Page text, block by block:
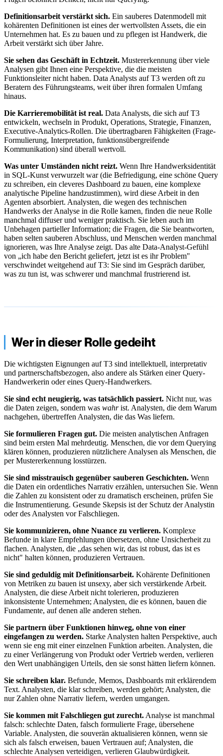
Definitionsarbeit verstärkt sich. Ein sauberes Datenmodell mit
kohärenten Definitionen ist eines der wertvollsten Assets, die ein
Unternehmen hat. Es zu bauen und zu pflegen ist Handwerk, die
Arbeit verstärkt sich über Jahre.
Sie sehen das Geschäft in Echtzeit. Mustererkennung über viele
Analysen gibt Ihnen eine Perspektive, die die meisten
Funktionsleiter nicht haben. Data Analysts auf T3 werden oft zu
Beratern des Führungsteams, weit über ihren formalen Umfang
hinaus.
Die Karrieremobilität ist real. Data Analysts, die sich auf T3
entwickeln, wechseln in Produkt, Operations, Strategie, Finanzen,
Executive-Analytics-Rollen. Die übertragbaren Fähigkeiten (Frage-
Formulierung, Interpretation, funktionsübergreifende
Kommunikation) sind überall wertvoll.
Was unter Umständen nicht reizt. Wenn Ihre Handwerksidentität
in SQL-Kunst verwurzelt war (die Befriedigung, eine schöne Query
zu schreiben, ein cleveres Dashboard zu bauen, eine komplexe
analytische Pipeline handzustimmen), wird diese Arbeit in den
Agenten absorbiert. Analysten, die wegen des technischen
Handwerks der Analyse in die Rolle kamen, finden die neue Rolle
manchmal diffuser und weniger praktisch. Sie leben auch im
Unbehagen partieller Information; die Fragen, die Sie beantworten,
haben selten sauberen Abschluss, und Menschen werden manchmal
ignorieren, was Ihre Analyse zeigt. Das alte Data-Analyst-Gefühl
von „ich habe den Bericht geliefert, jetzt ist es ihr Problem"
verschwindet weitgehend auf T3: Sie sind im Gespräch darüber,
was zu tun ist, was schwerer und manchmal frustrierend ist.
Wer in dieser Rolle gedeiht
Die wichtigsten Eignungen auf T3 sind intellektuell, interpretativ
und partnerschaftsbezogen, also andere als Stärken einer Query-
Handwerkerin oder eines Query-Handwerkers.
Sie sind echt neugierig, was tatsächlich passiert. Nicht nur, was
die Daten zeigen, sondern was wahrist. Analysten, die dem Warum
nachgehen, übertreffen Analysten, die das Was liefern.
Sie formulieren Fragen gut. Die meisten analytischen Anfragen
sind beim ersten Mal mehrdeutig. Menschen, die vor dem Querying
klären können, produzieren nützlichere Analysen als Menschen, die
per Mustererkennung losstürzen.
Sie sind misstrauisch gegenüber sauberen Geschichten. Wenn
die Daten ein ordentliches Narrativ erzählen, untersuchen Sie. Wenn
die Zahlen zu konsistent oder zu dramatisch erscheinen, prüfen Sie
die Instrumentierung. Gesunde Skepsis ist der Schutz der Analystin
oder des Analysten vor Falschliegen.
Sie kommunizieren, ohne Nuance zu verlieren. Komplexe
Befunde in klare Empfehlungen übersetzen, ohne Unsicherheit zu
flachen. Analysten, die „das sehen wir, das ist robust, das ist es
nicht" halten können, produzieren Vertrauen.
Sie sind geduldig mit Definitionsarbeit. Kohärente Definitionen
von Metriken zu bauen ist unsexy, aber sich verstärkende Arbeit.
Analysten, die diese Arbeit nicht tolerieren, produzieren
inkonsistente Unternehmen; Analysten, die es können, bauen die
Fundamente, auf denen alle anderen stehen.
Sie partnern über Funktionen hinweg, ohne von einer
eingefangen zu werden. Starke Analysten halten Perspektive, auch
wenn sie eng mit einer einzelnen Funktion arbeiten. Analysten, die
zu einer Verlängerung von Produkt oder Vertrieb werden, verlieren
den Wert unabhängigen Urteils, den sie sonst hätten liefern können.
Sie schreiben klar. Befunde, Memos, Dashboards mit erklärendem
Text. Analysten, die klar schreiben, werden gehört; Analysten, die
nur Zahlen ohne Narrativ liefern, werden umgangen.
Sie kommen mit Falschliegen gut zurecht. Analyse ist manchmal
falsch: schlechte Daten, falsch formulierte Frage, übersehene
Variable. Analysten, die souverän aktualisieren können, wenn sie
sich als falsch erweisen, bauen Vertrauen auf; Analysten, die
schlechte Analysen verteidigen, verlieren Glaubwürdigkeit.